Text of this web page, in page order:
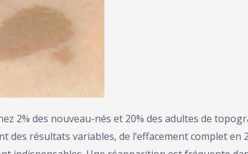
2% des nouveau-nés et 20% des adultes de
résultats variables, de l’effacement complet en